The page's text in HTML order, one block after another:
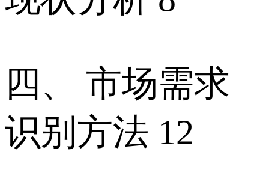
四、 市场需求
识别方法 12